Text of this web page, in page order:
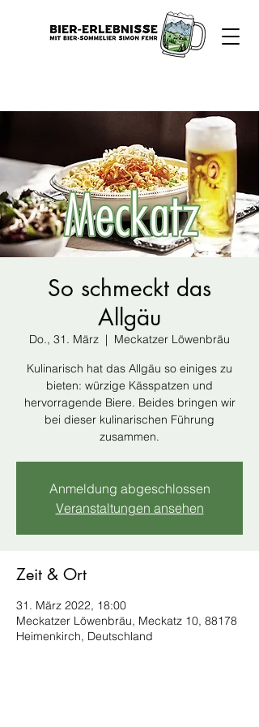
So schmeckt das
Allgäu
Do., 31. März
  |
Meckatzer Löwenbräu
Kulinarisch hat das Allgäu so einiges zu
bieten: würzige Kässpatzen und
hervorragende Biere. Beides bringen wir
bei dieser kulinarischen Führung
zusammen.
Anmeldung abgeschlossen
Veranstaltungen ansehen
Zeit & Ort
31. März 2022, 18:00
Meckatzer Löwenbräu, Meckatz 10, 88178
Heimenkirch, Deutschland